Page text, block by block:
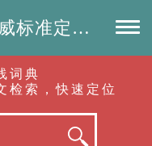
标准化术语符号词典_权威标准定义_专业词汇查询-认准啦（RenZhunLa.com）
词典
检索，快速定位